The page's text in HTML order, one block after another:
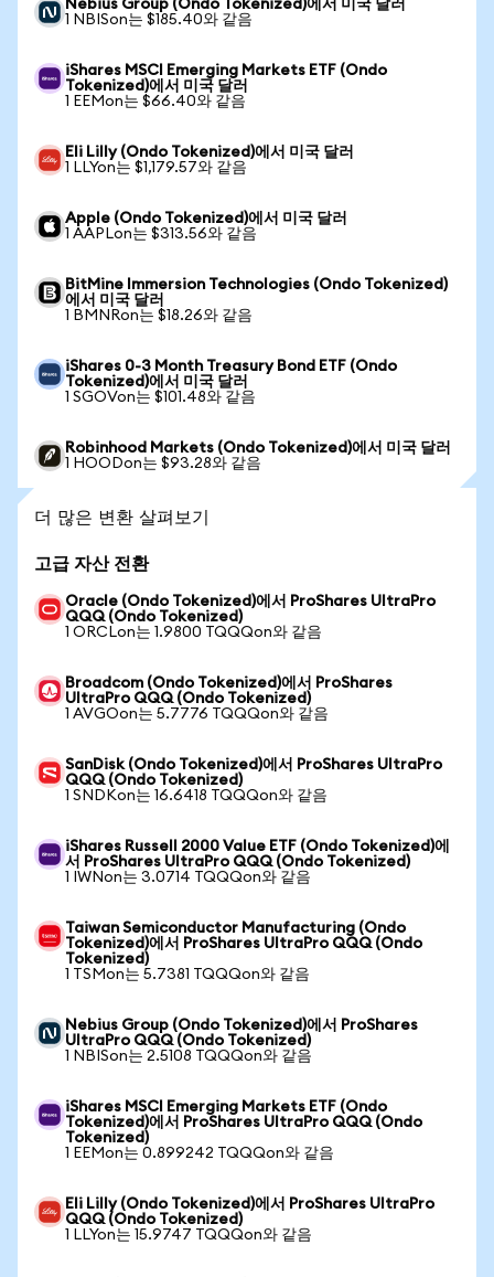
Nebius Group (Ondo Tokenized)에서 미국 달러
1 NBISon는 $185.40와 같음
iShares MSCI Emerging Markets ETF (Ondo
Tokenized)에서 미국 달러
1 EEMon는 $66.40와 같음
Eli Lilly (Ondo Tokenized)에서 미국 달러
1 LLYon는 $1,179.57와 같음
Apple (Ondo Tokenized)에서 미국 달러
1 AAPLon는 $313.56와 같음
BitMine Immersion Technologies (Ondo Tokenized)
에서 미국 달러
1 BMNRon는 $18.26와 같음
iShares 0-3 Month Treasury Bond ETF (Ondo
Tokenized)에서 미국 달러
1 SGOVon는 $101.48와 같음
Robinhood Markets (Ondo Tokenized)에서 미국 달러
1 HOODon는 $93.28와 같음
더 많은 변환 살펴보기
고급 자산 전환
Oracle (Ondo Tokenized)에서 ProShares UltraPro
QQQ (Ondo Tokenized)
1 ORCLon는 1.9800 TQQQon와 같음
Broadcom (Ondo Tokenized)에서 ProShares
UltraPro QQQ (Ondo Tokenized)
1 AVGOon는 5.7776 TQQQon와 같음
SanDisk (Ondo Tokenized)에서 ProShares UltraPro
QQQ (Ondo Tokenized)
1 SNDKon는 16.6418 TQQQon와 같음
iShares Russell 2000 Value ETF (Ondo Tokenized)에
서 ProShares UltraPro QQQ (Ondo Tokenized)
1 IWNon는 3.0714 TQQQon와 같음
Taiwan Semiconductor Manufacturing (Ondo
Tokenized)에서 ProShares UltraPro QQQ (Ondo
Tokenized)
1 TSMon는 5.7381 TQQQon와 같음
Nebius Group (Ondo Tokenized)에서 ProShares
UltraPro QQQ (Ondo Tokenized)
1 NBISon는 2.5108 TQQQon와 같음
iShares MSCI Emerging Markets ETF (Ondo
Tokenized)에서 ProShares UltraPro QQQ (Ondo
Tokenized)
1 EEMon는 0.899242 TQQQon와 같음
Eli Lilly (Ondo Tokenized)에서 ProShares UltraPro
QQQ (Ondo Tokenized)
1 LLYon는 15.9747 TQQQon와 같음